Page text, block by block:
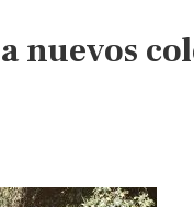
nuevos